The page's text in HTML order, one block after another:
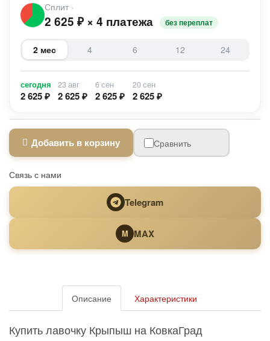
Сплит ›
2 625 ₽ × 4 платежа без переплат
2 мес 4 6 12 24
сегодня
2 625 ₽
23 авг
2 625 ₽
6 сен
2 625 ₽
20 сен
2 625 ₽
Добавить в корзину Сравнить
Связь с нами
Telegram
M MAX
Описание Характеристики
Купить лавочку Крыпыш на КовкаГрад